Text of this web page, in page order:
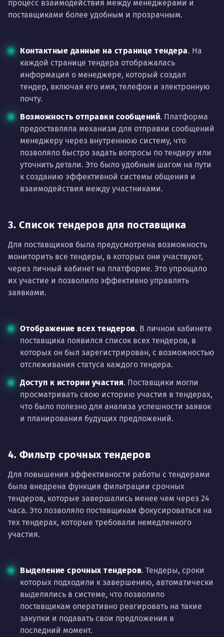
процесс взаимодействия между менеджерами и
поставщиками более удобным и прозрачным.
Контактные данные на странице тендера. На
каждой странице тендера отображалась
информация о менеджере, который создал
тендер, включая его имя, телефон и электронную
почту.
Возможность отправки сообщений. Платформа
предоставляла механизм для отправки сообщений
менеджеру через внутреннюю систему, что
позволяло быстро задать вопросы по тендеру или
уточнить детали. Это было удобным шагом на пути
к созданию эффективной системы общения и
взаимодействия между участниками.
3. Список тендеров для поставщика
Для поставщиков была предусмотрена возможность
мониторить все тендеры, в которых они участвуют,
через личный кабинет на платформе. Это упрощало
их участие и позволило эффективно управлять
заявками.
Отображение всех тендеров. В личном кабинете
поставщика появился список всех тендеров, в
которых он был зарегистрирован, с возможностью
отслеживания статуса каждого тендера.
Доступ к истории участия. Поставщики могли
просматривать свою историю участия в тендерах,
что было полезно для анализа успешности заявок
и планирования будущих предложений.
4. Фильтр срочных тендеров
Для повышения эффективности работы с тендерами
была внедрена функция фильтрации срочных
тендеров, которые завершались менее чем через 24
часа. Это позволяло поставщикам фокусироваться на
тех тендерах, которые требовали немедленного
участия.
Выделение срочных тендеров. Тендеры, сроки
которых подходили к завершению, автоматически
выделялись в системе, что позволило
поставщикам оперативно реагировать на такие
закупки и подавать свои предложения в
последний момент.